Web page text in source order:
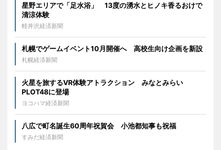
星野エリアで「足水浴」 13度の湧水とヒノキ香るおけで
清涼体験
軽井沢経済新聞
札幌でゲームイベント10月開催へ 高校生向け企画を新設
札幌経済新聞
火星を旅するVR体験アトラクション みなとみらい
PLOT48に登場
ヨコハマ経済新聞
八広で町名誕生60周年祝賀会 小池都知事も祝福
すみだ経済新聞